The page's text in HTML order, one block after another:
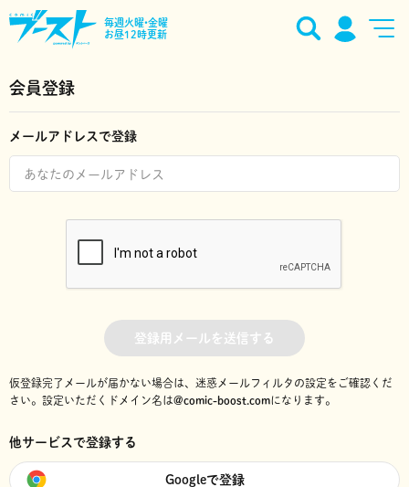
毎週火曜•金曜
お昼12時更新
会員登録
メールアドレスで登録
登録用メールを送信する
仮登録完了メールが届かない場合は、迷惑メールフィルタの設定をご確認くだ
さい。 設定いただくドメイン名は@comic-boost.comになります。
他サービスで登録する
Googleで登録